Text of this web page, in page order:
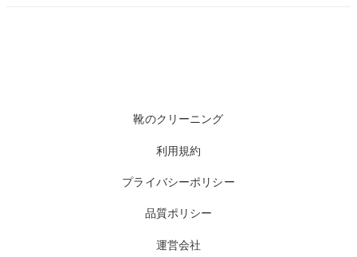
靴のクリーニング
利用規約
プライバシーポリシー
品質ポリシー
運営会社